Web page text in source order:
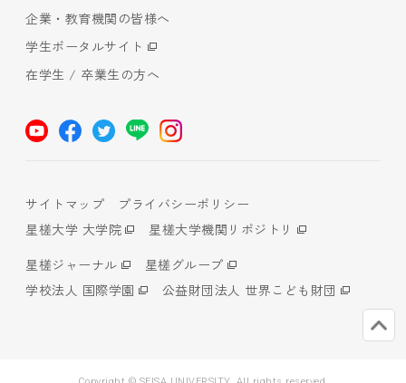
企業・教育機関の皆様へ
学生ポータルサイト
在学生 / 卒業生の方へ
サイトマップ
プライバシーポリシー
星槎大学 大学院
星槎大学機関リポジトリ
星槎ジャーナル
星槎グループ
学校法人 国際学園
公益財団法人 世界こども財団